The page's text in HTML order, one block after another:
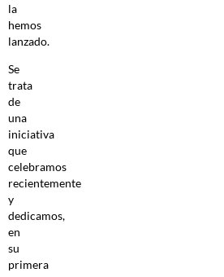
la
hemos
lanzado.
Se
trata
de
una
iniciativa
que
celebramos
recientemente
y
dedicamos,
en
su
primera